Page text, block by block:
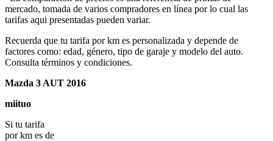
mercado, tomada de varios compradores en línea por lo cual las
tarifas aqui presentadas pueden variar.
Recuerda que tu tarifa por km es personalizada y depende de
factores como: edad, género, tipo de garaje y modelo del auto.
Consulta términos y condiciones.
Mazda 3 AUT 2016
miituo
Si tu tarifa
por km es de